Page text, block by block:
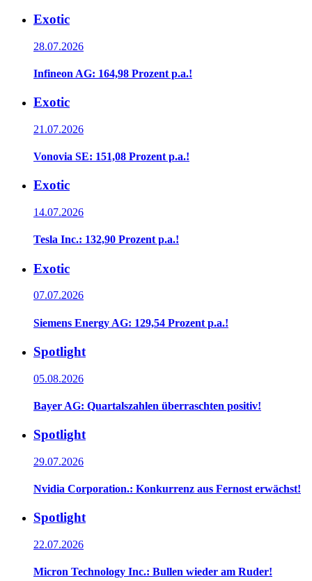
Exotic
28.07.2026
Infineon AG: 164,98 Prozent p.a.!
Exotic
21.07.2026
Vonovia SE: 151,08 Prozent p.a.!
Exotic
14.07.2026
Tesla Inc.: 132,90 Prozent p.a.!
Exotic
07.07.2026
Siemens Energy AG: 129,54 Prozent p.a.!
Spotlight
05.08.2026
Bayer AG: Quartalszahlen überraschten positiv!
Spotlight
29.07.2026
Nvidia Corporation.: Konkurrenz aus Fernost erwächst!
Spotlight
22.07.2026
Micron Technology Inc.: Bullen wieder am Ruder!